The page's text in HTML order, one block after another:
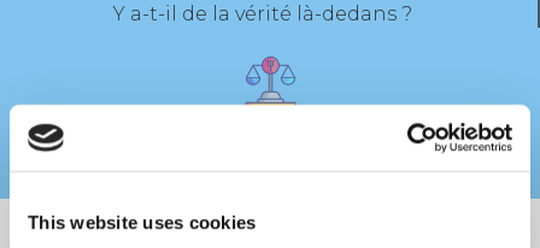
This website uses cookies
Y a-t-il de la vérité là-dedans ?
La peur des aiguilles est courante. Environ une personne sur dix indique